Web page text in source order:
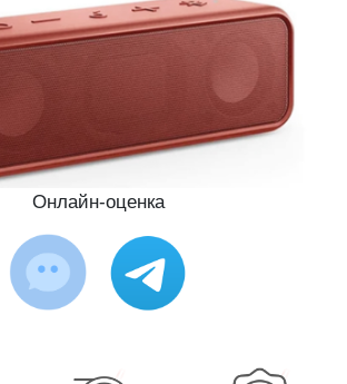
Онлайн-оценка